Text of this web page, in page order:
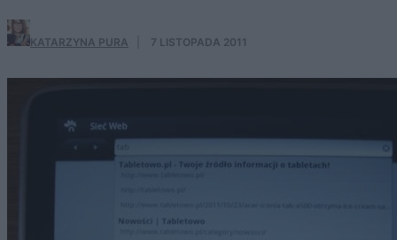
KATARZYNA PURA 7 LISTOPADA 2011